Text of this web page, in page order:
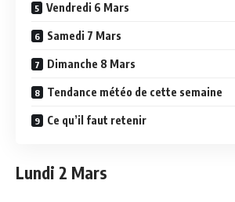
Vendredi 6 Mars
Samedi 7 Mars
Dimanche 8 Mars
Tendance météo de cette semaine
Ce qu’il faut retenir
Lundi 2 Mars